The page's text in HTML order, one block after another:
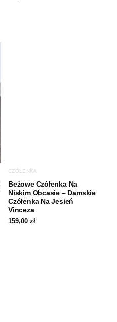
CZÓŁENKA
Beżowe Czółenka Na
Niskim Obcasie – Damskie
Czółenka Na Jesień
Vinceza
159,00 zł